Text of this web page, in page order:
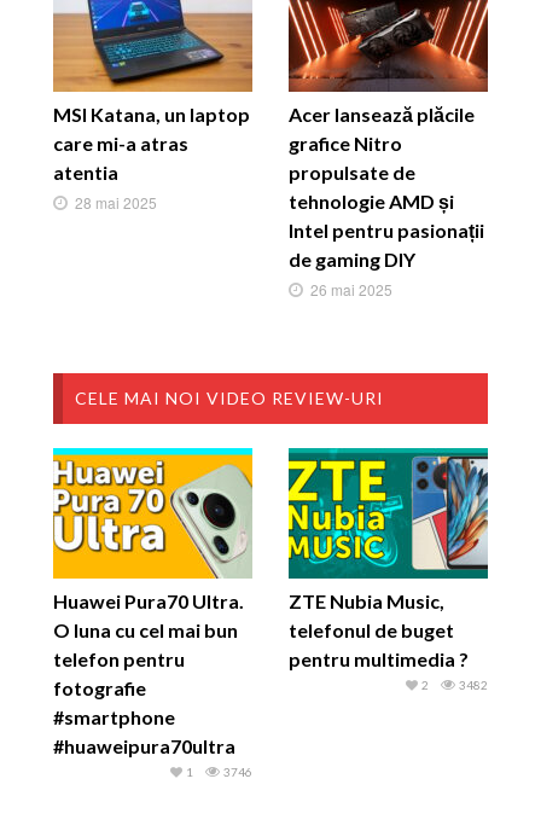
MSI Katana, un laptop
care mi-a atras
atentia
28 mai 2025
Acer lansează plăcile
grafice Nitro
propulsate de
tehnologie AMD și
Intel pentru pasionații
de gaming DIY
26 mai 2025
CELE MAI NOI VIDEO REVIEW-URI
Huawei Pura70 Ultra.
O luna cu cel mai bun
telefon pentru
fotografie
#smartphone
#huaweipura70ultra
3746
1
ZTE Nubia Music,
telefonul de buget
pentru multimedia ?
3482
2